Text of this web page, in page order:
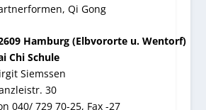
Qi Gong
Hamburg (Elbvororte u. Wentorf)
Chi Schule
Siemssen
30
040/ 729 70-25, Fax -27